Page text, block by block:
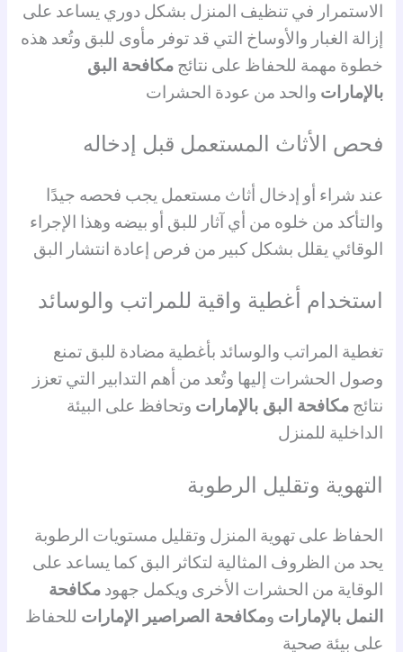
الاستمرار في تنظيف المنزل بشكل دوري يساعد على
إزالة الغبار والأوساخ التي قد توفر مأوى للبق وتُعد هذه
خطوة مهمة للحفاظ على نتائجمكافحة البق
بالإمارات والحد من عودة الحشرات
فحص الأثاث المستعمل قبل إدخاله
عند شراء أو إدخال أثاث مستعمل يجب فحصه جيدًا
والتأكد من خلوه من أي آثار للبق أو بيضه وهذا الإجراء
الوقائي يقلل بشكل كبير من فرص إعادة انتشار البق
استخدام أغطية واقية للمراتب والوسائد
تغطية المراتب والوسائد بأغطية مضادة للبق تمنع
وصول الحشرات إليها وتُعد من أهم التدابير التي تعزز
نتائجمكافحة البق بالإمارات وتحافظ على البيئة
الداخلية للمنزل
التهوية وتقليل الرطوبة
الحفاظ على تهوية المنزل وتقليل مستويات الرطوبة
يحد من الظروف المثالية لتكاثر البق كما يساعد على
الوقاية من الحشرات الأخرى ويكمل جهودمكافحة
النمل بالإمارات ومكافحة الصراصير الإمارات للحفاظ
على بيئة صحية